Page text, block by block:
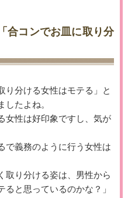
コンでお皿に取り分
り分ける女性はモテる」と
したよね。
女性は好印象ですし、気が
で義務のように行う女性は
取り分ける姿は、男性から
と思っているのかな？」